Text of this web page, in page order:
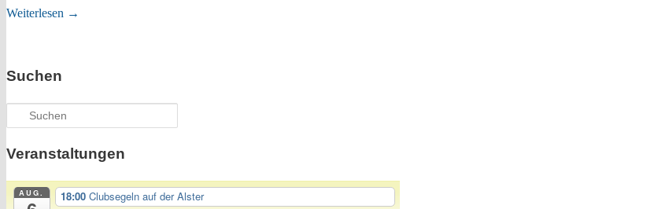
Weiterlesen →
Suchen
Suchen
Veranstaltungen
AUG. 18:00 Clubsegeln auf der Alster